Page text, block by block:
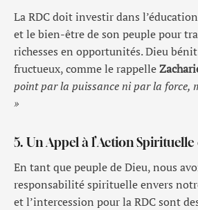
La RDC doit investir dans
et le bien-être de son peuple pour
richesses en opportunités. Dieu
fructueux, comme le rappelle
point par la puissance ni par la force,
»
5. Un Appel à l’Action
En tant que peuple de Dieu, nous
responsabilité spirituelle envers
et l’intercession pour la RDC sont